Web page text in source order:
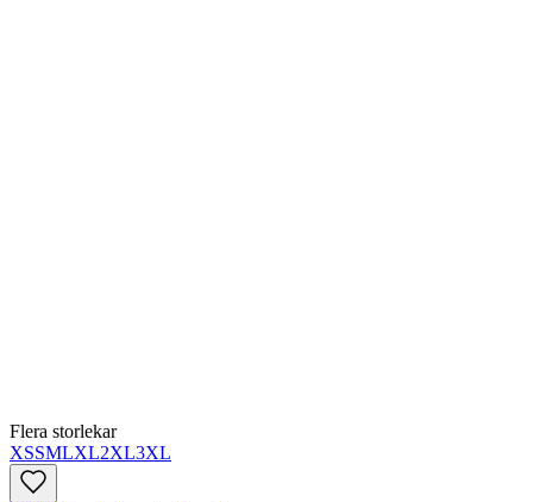
Flera storlekar
XSSMLXL2XL3XL